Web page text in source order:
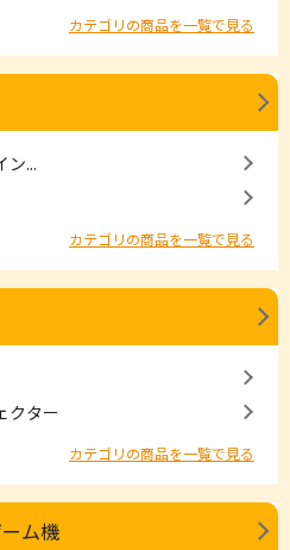
カテゴリの商品を一覧で見る
ン...
カテゴリの商品を一覧で見る
クター
カテゴリの商品を一覧で見る
ム機